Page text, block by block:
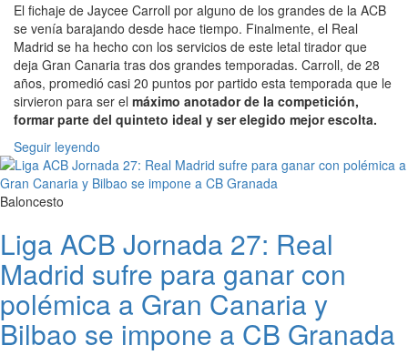
El fichaje de Jaycee Carroll por alguno de los grandes de la ACB
se venía barajando desde hace tiempo. Finalmente, el Real
Madrid se ha hecho con los servicios de este letal tirador que
deja Gran Canaria tras dos grandes temporadas. Carroll, de 28
años, promedió casi 20 puntos por partido esta temporada que le
sirvieron para ser el máximo anotador de la competición,
formar parte del quinteto ideal y ser elegido mejor escolta.
Seguir leyendo
Baloncesto
Liga ACB Jornada 27: Real
Madrid sufre para ganar con
polémica a Gran Canaria y
Bilbao se impone a CB Granada